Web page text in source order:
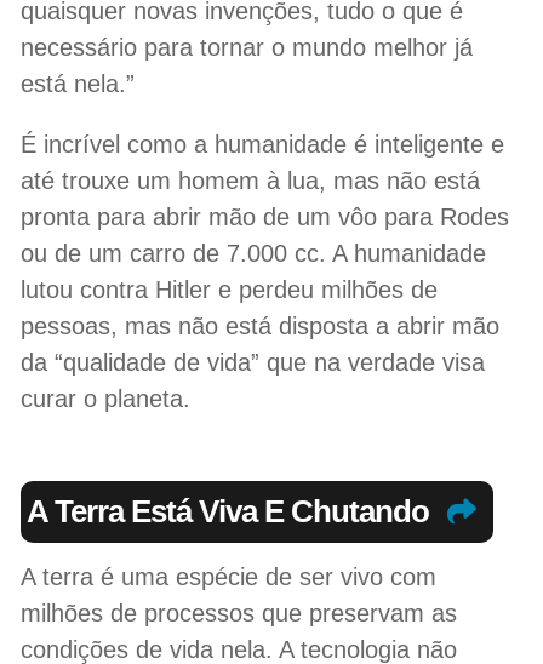
quaisquer novas invenções, tudo o que é
necessário para tornar o mundo melhor já
está nela.”
É incrível como a humanidade é inteligente e
até trouxe um homem à lua, mas não está
pronta para abrir mão de um vôo para Rodes
ou de um carro de 7.000 cc. A humanidade
lutou contra Hitler e perdeu milhões de
pessoas, mas não está disposta a abrir mão
da “qualidade de vida” que na verdade visa
curar o planeta.
A Terra Está Viva E Chutando
A terra é uma espécie de ser vivo com
milhões de processos que preservam as
condições de vida nela. A tecnologia não